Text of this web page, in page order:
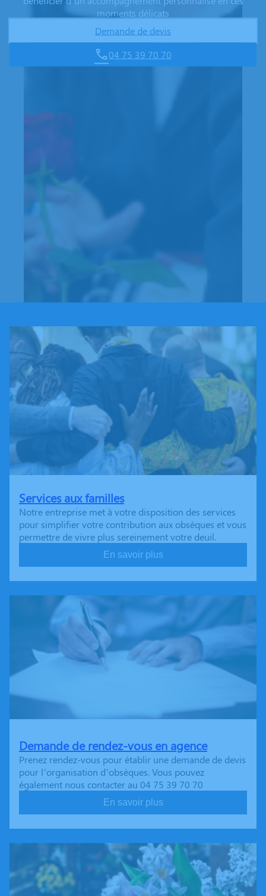
moments délicats
Demande de devis
04 75 39 70 70
Services aux familles
Notre entreprise met à votre disposition des services
pour simplifier votre contribution aux obsèques et vous
permettre de vivre plus sereinement votre deuil.
En savoir plus
Demande de rendez-vous en agence
Prenez rendez-vous pour établir une demande de devis
pour l’organisation d’obsèques. Vous pouvez
également nous contacter au 04 75 39 70 70
En savoir plus